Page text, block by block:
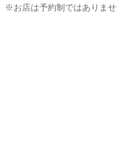
※お店は予約制ではありませ